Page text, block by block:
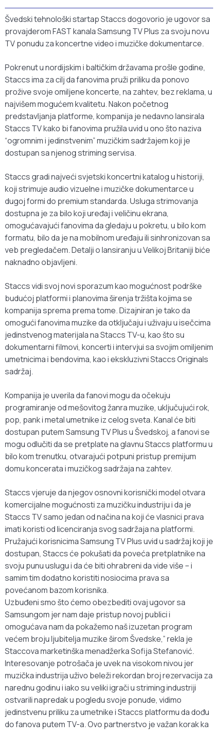
Švedski tehnološki startap Staccs dogovorio je ugovor sa
provajderom FAST kanala Samsung TV Plus za svoju novu
TV ponudu za koncertne video i muzičke dokumentarce.
Pokrenut u nordijskim i baltičkim državama prošle godine,
Staccs ima za cilj da fanovima pruži priliku da ponovo
prožive svoje omiljene koncerte, na zahtev, bez reklama, u
najvišem mogućem kvalitetu. Nakon početnog
predstavljanja platforme, kompanija je nedavno lansirala
Staccs TV kako bi fanovima pružila uvid u ono što naziva
“ogromnim i jedinstvenim” muzičkim sadržajem koji je
dostupan sa njenog striming servisa.
Staccs gradi najveći svjetski koncertni katalog u historiji,
koji strimuje audio vizuelne i muzičke dokumentarce u
dugoj formi do premium standarda. Usluga strimovanja
dostupna je za bilo koji uređaj i veličinu ekrana,
omogućavajući fanovima da gledaju u pokretu, u bilo kom
formatu, bilo da je na mobilnom uređaju ili sinhronizovan sa
veb pregledačem. Detalji o lansiranju u Velikoj Britaniji biće
naknadno objavljeni.
Staccs vidi svoj novi sporazum kao mogućnost podrške
budućoj platformi i planovima širenja tržišta kojima se
kompanija sprema prema tome. Dizajniran je tako da
omogući fanovima muzike da otključaju i uživaju u isečcima
jedinstvenog materijala na Staccs TV-u, kao što su
dokumentarni filmovi, koncerti i intervjui sa svojim omiljenim
umetnicima i bendovima, kao i ekskluzivni Staccs Originals
sadržaj.
Kompanija je uverila da fanovi mogu da očekuju
programiranje od mešovitog žanra muzike, uključujući rok,
pop, pank i metal umetnike iz celog sveta. Kanal će biti
dostupan putem Samsung TV Plus u Švedskoj, a fanovi se
mogu odlučiti da se pretplate na glavnu Staccs platformu u
bilo kom trenutku, otvarajući potpuni pristup premijum
domu koncerata i muzičkog sadržaja na zahtev.
Staccs vjeruje da njegov osnovni korisnički model otvara
komercijalne mogućnosti za muzičku industriju i da je
Staccs TV samo jedan od načina na koji će vlasnici prava
imati koristi od licenciranja svog sadržaja na platformi.
Pružajući korisnicima Samsung TV Plus uvid u sadržaj koji je
dostupan, Staccs će pokušati da poveća pretplatnike na
svoju punu uslugu i da će biti ohrabreni da vide više – i
samim tim dodatno koristiti nosiocima prava sa
povećanom bazom korisnika.
Uzbuđeni smo što ćemo obezbediti ovaj ugovor sa
Samsungom jer nam daje pristup novoj publici i
omogućava nam da pokažemo naš izuzetan program
većem broju ljubitelja muzike širom Švedske,” rekla je
Staccova marketinška menadžerka Sofija Stefanović.
Interesovanje potrošača je uvek na visokom nivou jer
muzička industrija uživo beleži rekordan broj rezervacija za
narednu godinu i iako su veliki igrači u striming industriji
ostvarili napredak u pogledu svoje ponude, vidimo
jedinstvenu priliku za umetnike i Staccs platformu da dođu
do fanova putem TV-a. Ovo partnerstvo je važan korak ka